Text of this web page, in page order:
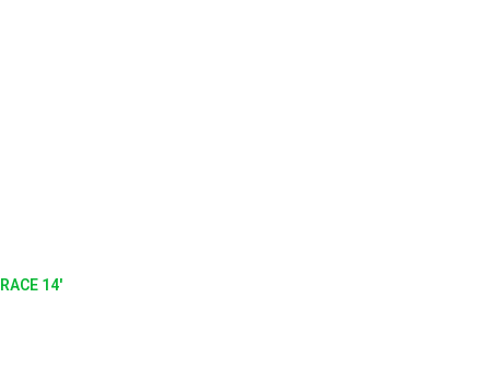
RACE 14'